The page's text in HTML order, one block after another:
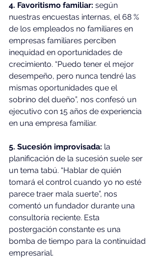
4. Favoritismo familiar: según
nuestras encuestas internas, el 68 %
de los empleados no familiares en
empresas familiares perciben
inequidad en oportunidades de
crecimiento. “Puedo tener el mejor
desempeño, pero nunca tendré las
mismas oportunidades que el
sobrino del dueño”, nos confesó un
ejecutivo con 15 años de experiencia
en una empresa familiar.
5. Sucesión improvisada: la
planificación de la sucesión suele ser
un tema tabú. “Hablar de quién
tomará el control cuando yo no esté
parece traer mala suerte”, nos
comentó un fundador durante una
consultoría reciente. Esta
postergación constante es una
bomba de tiempo para la continuidad
empresarial.